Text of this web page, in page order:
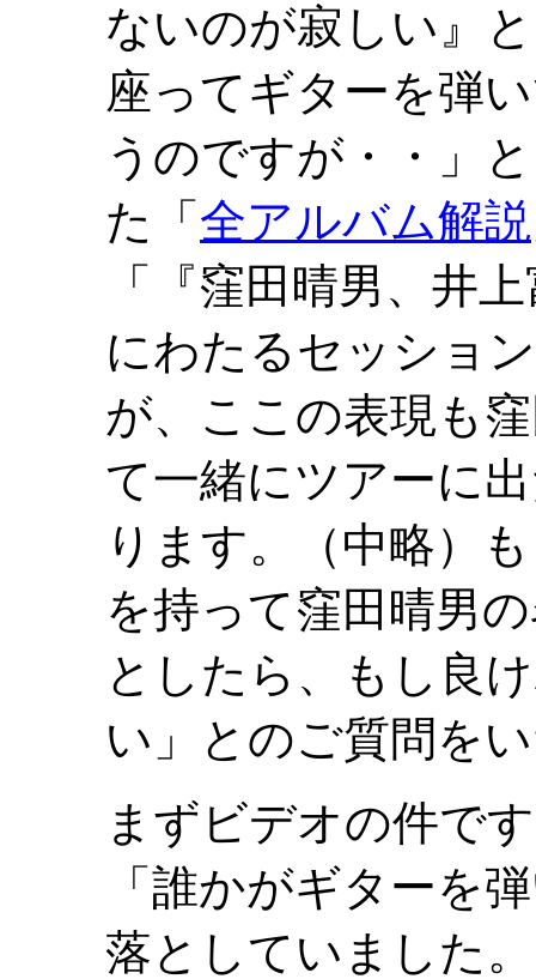
ないのが寂しい』
座ってギターを弾
うのですが・・」
た「 全アルバム解説
「『窪田晴男、井
にわたるセッショ
が、ここの表現も
て一緒にツアーに
ります。（中略）
を持って窪田晴男
としたら、もし良
い」とのご質問を
まずビデオの件で
「誰かがギターを
落としていました